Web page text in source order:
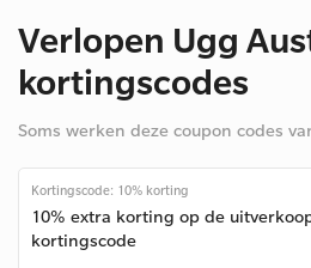
Verlopen Ugg
kortingscodes
Soms werken deze coupon codes
Kortingscode: 10% korting
10% extra korting op de
kortingscode